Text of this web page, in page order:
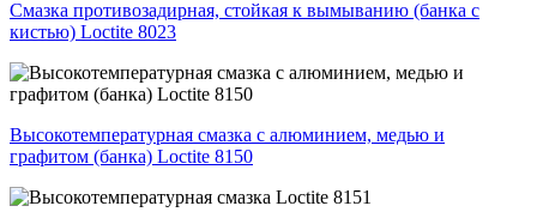
Смазка противозадирная, стойкая к вымыванию (банка с
кистью) Loctite 8023
Высокотемпературная смазка с алюминием, медью и
графитом (банка) Loctite 8150